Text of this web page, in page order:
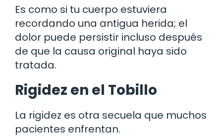
Es como si tu cuerpo estuviera
recordando una antigua herida; el
dolor puede persistir incluso después
de que la causa original haya sido
tratada.
Rigidez en el Tobillo
La rigidez es otra secuela que muchos
pacientes enfrentan.